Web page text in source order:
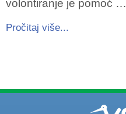
volontiranje je pomoć …
Pročitaj više...